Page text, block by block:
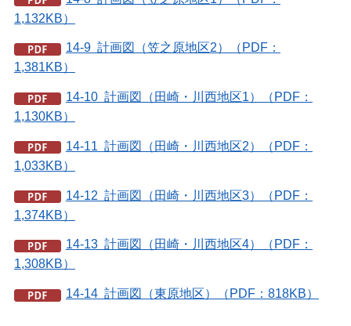
1,132KB）
14-9 計画図（笠之原地区2）（PDF：
1,381KB）
14-10 計画図（田崎・川西地区1）（PDF：
1,130KB）
14-11 計画図（田崎・川西地区2）（PDF：
1,033KB）
14-12 計画図（田崎・川西地区3）（PDF：
1,374KB）
14-13 計画図（田崎・川西地区4）（PDF：
1,308KB）
14-14 計画図（東原地区）（PDF：818KB）